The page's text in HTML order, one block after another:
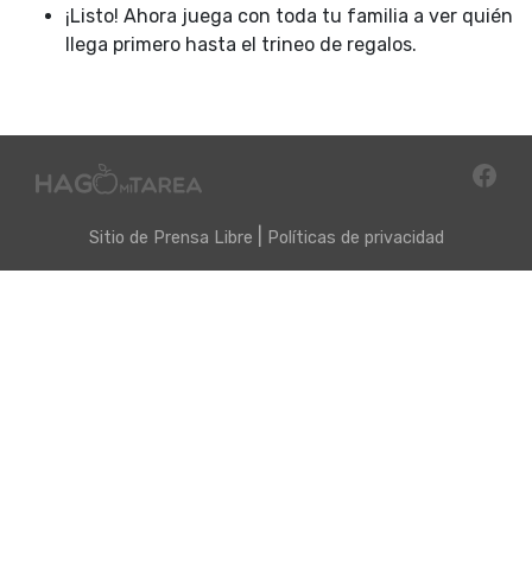
¡Listo! Ahora juega con toda tu familia a ver quién
llega primero hasta el trineo de regalos.
Sitio de Prensa Libre Políticas de privacidad